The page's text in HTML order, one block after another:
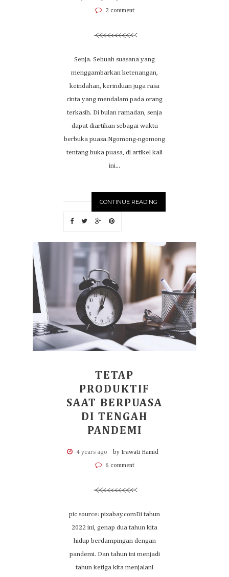
2 comment
Senja. Sebuah suasana yang
menggambarkan ketenangan,
keindahan, kerinduan juga rasa
cinta yang mendalam pada orang
terkasih. Di bulan ramadan, senja
dapat diartikan sebagai waktu
berbuka puasa.Ngomong-ngomong
tentang buka puasa, di artikel kali
ini...
CONTINUE READING
TETAP
PRODUKTIF
SAAT BERPUASA
DI TENGAH
PANDEMI
4 years ago by Irawati Hamid
6 comment
pic source: pixabay.comDi tahun
2022 ini, genap dua tahun kita
hidup berdampingan dengan
pandemi. Dan tahun ini menjadi
tahun ketiga kita menjalani